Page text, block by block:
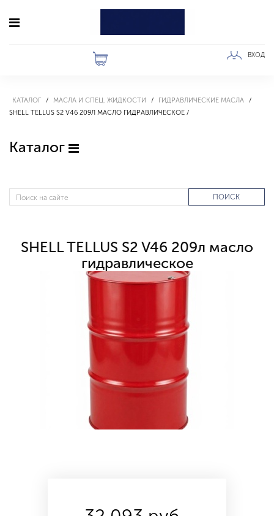
ВХОД
КАТАЛОГ МАСЛА И СПЕЦ. ЖИДКОСТИ
ГИДРАВЛИЧЕСКИЕ МАСЛА
SHELL TELLUS S2 V46 209Л МАСЛО ГИДРАВЛИЧЕСКОЕ
Каталог
ПОИСК
SHELL TELLUS S2 V46 209л масло
гидравлическое